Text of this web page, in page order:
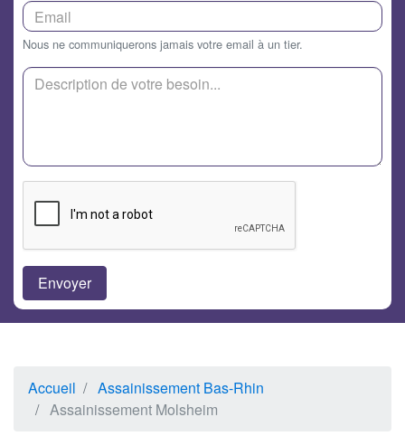
Nous ne communiquerons jamais votre email à un tier.
Accueil
Assainissement Bas-Rhin
Assainissement Molsheim